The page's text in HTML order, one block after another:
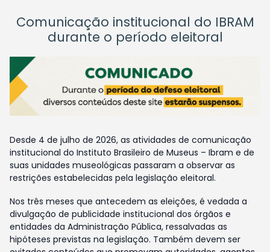
Comunicação institucional do IBRAM
durante o período eleitoral
Desde 4 de julho de 2026, as atividades de comunicação
institucional do Instituto Brasileiro de Museus – Ibram e de
suas unidades museológicas passaram a observar as
restrições estabelecidas pela legislação eleitoral.
Nos três meses que antecedem as eleições, é vedada a
divulgação de publicidade institucional dos órgãos e
entidades da Administração Pública, ressalvadas as
hipóteses previstas na legislação. Também devem ser